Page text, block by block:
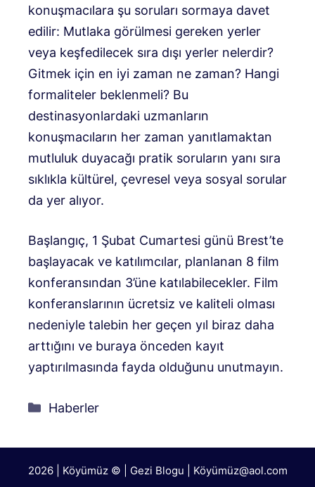
konuşmacılara şu soruları sormaya davet
edilir: Mutlaka görülmesi gereken yerler
veya keşfedilecek sıra dışı yerler nelerdir?
Gitmek için en iyi zaman ne zaman? Hangi
formaliteler beklenmeli? Bu
destinasyonlardaki uzmanların
konuşmacıların her zaman yanıtlamaktan
mutluluk duyacağı pratik soruların yanı sıra
sıklıkla kültürel, çevresel veya sosyal sorular
da yer alıyor.
Başlangıç, 1 Şubat Cumartesi günü Brest’te
başlayacak ve katılımcılar, planlanan 8 film
konferansından 3’üne katılabilecekler. Film
konferanslarının ücretsiz ve kaliteli olması
nedeniyle talebin her geçen yıl biraz daha
arttığını ve buraya önceden kayıt
yaptırılmasında fayda olduğunu unutmayın.
Kategoriler
Haberler
2026 | Köyümüz © | Gezi Blogu | Köyümüz@aol.com